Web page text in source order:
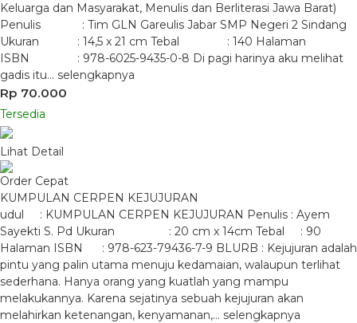
Keluarga dan Masyarakat, Menulis dan Berliterasi Jawa Barat)
Penulis : Tim GLN Gareulis Jabar SMP Negeri 2 Sindang
Ukuran : 14,5 x 21 cm Tebal : 140 Halaman
ISBN : 978-6025-9435-0-8 Di pagi harinya aku melihat
gadis itu… selengkapnya
Rp 70.000
Tersedia
Lihat Detail
Order Cepat
KUMPULAN CERPEN KEJUJURAN
udul : KUMPULAN CERPEN KEJUJURAN Penulis : Ayem
Sayekti S. Pd Ukuran : 20 cm x 14cm Tebal : 90
Halaman ISBN : 978-623-79436-7-9 BLURB : Kejujuran adalah
pintu yang palin utama menuju kedamaian, walaupun terlihat
sederhana. Hanya orang yang kuatlah yang mampu
melakukannya. Karena sejatinya sebuah kejujuran akan
melahirkan ketenangan, kenyamanan,… selengkapnya